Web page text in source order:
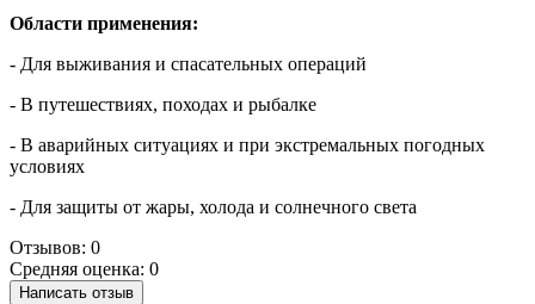
Области применения:
- Для выживания и спасательных операций
- В путешествиях, походах и рыбалке
- В аварийных ситуациях и при экстремальных погодных
условиях
- Для защиты от жары, холода и солнечного света
Отзывов: 0
Средняя оценка: 0
Написать отзыв